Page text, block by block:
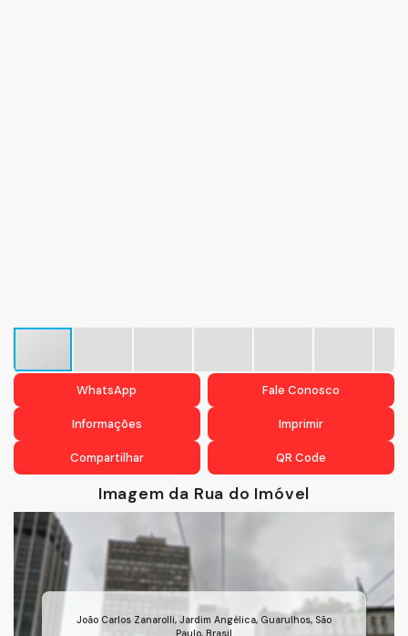
WhatsApp Fale Conosco
Informações Imprimir
Compartilhar QR Code
Imagem da Rua do Imóvel
João Carlos Zanarolli, Jardim Angélica, Guarulhos, São
Paulo, Brasil